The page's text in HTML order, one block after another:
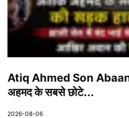
Atiq Ahmed Son
अहमद के सबसे छोटे...
2026-08-06